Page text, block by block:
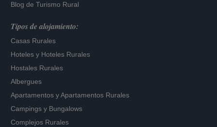
Blog de Turismo Rural
Tipos de alojamiento:
Casas Rurales
Hoteles y Hoteles Rurales
Hostales Rurales
Albergues
Apartamentos yApartamentos Rurales
Campings y Bungalows
Complejos Rurales